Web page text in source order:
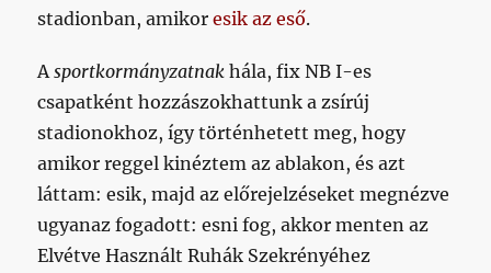
stadionban, amikoresik az eső.
Asportkormányzatnak hála, fix NB I-es
csapatként hozzászokhattunk a zsírúj
stadionokhoz, így történhetett meg, hogy
amikor reggel kinéztem az ablakon, és azt
láttam: esik, majd az előrejelzéseket megnézve
ugyanaz fogadott: esni fog, akkor menten az
Elvétve Használt Ruhák Szekrényéhez